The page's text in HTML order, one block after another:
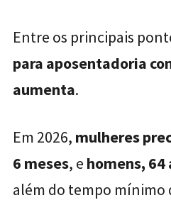
Entre os principais
para aposentadoria
aumenta.
Em 2026, mulheres
6 meses, e homens, 64
além do tempo mínimo